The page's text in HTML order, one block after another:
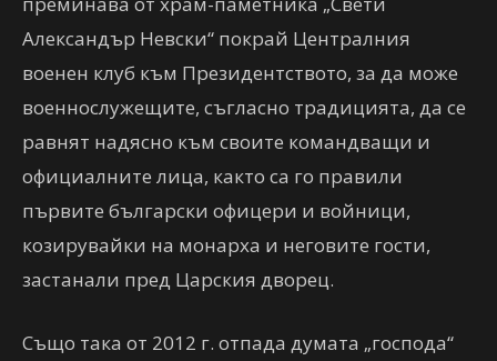
Александър Невски“ покрай Централния
военен клуб към Президентството, за да може
военнослужещите, съгласно традицията, да се
равнят надясно към своите командващи и
официалните лица, както са го правили
първите български офицери и войници,
козирувайки на монарха и неговите гости,
застанали пред Царския дворец.
Също така от 2012 г. отпада думата „господа“